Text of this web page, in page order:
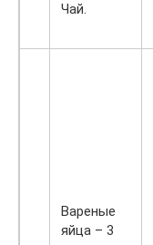
Чай.
Вареные
яйца – 3